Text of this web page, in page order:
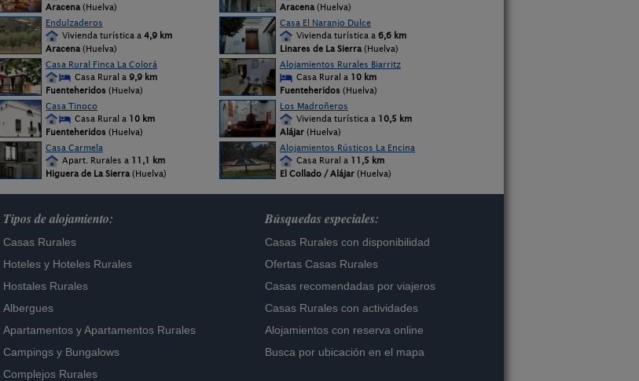
Aracena (Huelva)
Aracena (Huelva)
Endulzaderos
Vivienda turística a 4,9 km
Aracena (Huelva)
Casa El Naranjo Dulce
Vivienda turística a 6,6 km
Linares de La Sierra (Huelva)
Casa Rural Finca La Colorá
Casa Rural a 9,9 km
Fuenteheridos (Huelva)
Alojamientos Rurales Biarritz
Casa Rural a 10 km
Fuenteheridos (Huelva)
Casa Tinoco
Casa Rural a 10 km
Fuenteheridos (Huelva)
Los Madroñeros
Vivienda turística a 10,5 km
Alájar (Huelva)
Casa Carmela
Apart. Rurales a 11,1 km
Higuera de La Sierra (Huelva)
Alojamientos Rústicos La Encina
Casa Rural a 11,5 km
El Collado / Alájar (Huelva)
Tipos de alojamiento:
Casas Rurales
Hoteles y Hoteles Rurales
Hostales Rurales
Albergues
Apartamentos yApartamentos Rurales
Campings y Bungalows
Complejos Rurales
Búsquedas especiales:
Casas Rurales con disponibilidad
Ofertas Casas Rurales
Casas recomendadas por viajeros
Casas Rurales con actividades
Alojamientos con reserva online
Busca por ubicación en el mapa